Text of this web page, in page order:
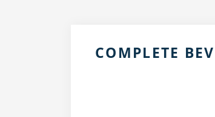
COMPLETE